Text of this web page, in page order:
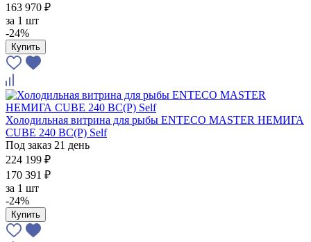
163 970 ₽
за 1 шт
-24%
Купить
Холодильная витрина для рыбы ENTECO MASTER НЕМИГА
CUBE 240 ВС(Р) Self
Под заказ 21 день
224 199 ₽
170 391 ₽
за 1 шт
-24%
Купить